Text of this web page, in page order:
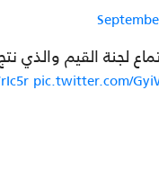
لجنة القيم والذي
pic.twitter.com/